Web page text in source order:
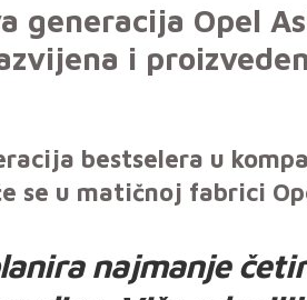
generacija Opel
i
bestselera u
se u matičnoj fabrici
najmanje